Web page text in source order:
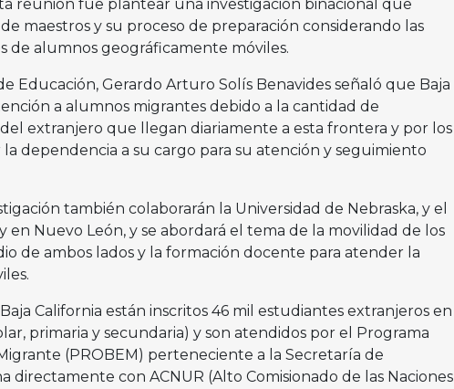
reunión fue plantear una investigación binacional que
maestros y su proceso de preparación considerando las
de alumnos geográficamente móviles.
Educación, Gerardo Arturo Solís Benavides señaló que Baja
a alumnos migrantes debido a la cantidad de
extranjero que llegan diariamente a esta frontera y por los
dependencia a su cargo para su atención y seguimiento
también colaborarán la Universidad de Nebraska, y el
Nuevo León, y se abordará el tema de la movilidad de los
de ambos lados y la formación docente para atender la
California están inscritos 46 mil estudiantes extranjeros en
primaria y secundaria) y son atendidos por el Programa
(PROBEM) perteneciente a la Secretaría de
directamente con ACNUR (Alto Comisionado de las Naciones